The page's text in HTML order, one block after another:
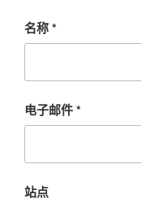
名称*
电子邮件*
站点